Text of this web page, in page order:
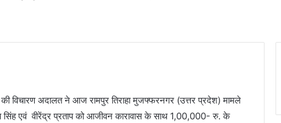
विचारण अदालत ने आज रामपुर तिराहा मुजफ्फरनगर (उत्तर प्रदेश) मामले
एवं वीरेंद्र प्रताप को आजीवन कारावास के साथ 1,00,000- रु. के